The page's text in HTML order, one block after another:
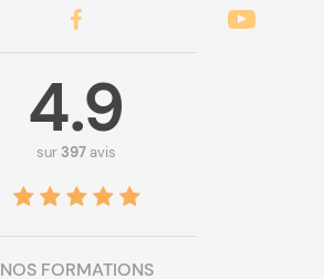
4.9
sur397 avis
NOS FORMATIONS